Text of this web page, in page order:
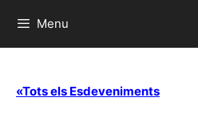
Menu
«Tots els Esdeveniments